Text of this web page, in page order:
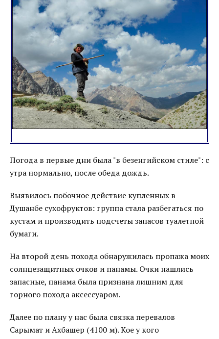
Погода в первые дни была "в безенгийском стиле": с
утра нормально, после обеда дождь.
Выявилось побочное действие купленных в
Душанбе сухофруктов: группа стала разбегаться по
кустам и производить подсчеты запасов туалетной
бумаги.
На второй день похода обнаружилась пропажа моих
солнцезащитных очков и панамы. Очки нашлись
запасные, панама была признана лишним для
горного похода аксессуаром.
Далее по плану у нас была связка перевалов
Сарымат и Ахбашер (4100 м). Кое у кого